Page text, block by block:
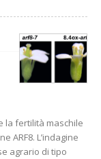
la fertilità maschile
ARF8. L’indagine
agrario di tipo